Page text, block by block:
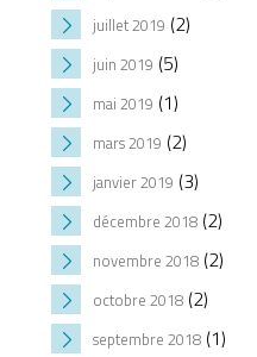
juillet 2019 (2)
juin 2019 (5)
mai 2019 (1)
mars 2019 (2)
janvier 2019 (3)
décembre 2018(2)
novembre 2018(2)
octobre 2018(2)
septembre 2018(1)